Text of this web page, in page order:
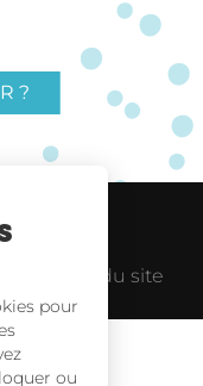
?
utiles
Plan du site
pour
ou